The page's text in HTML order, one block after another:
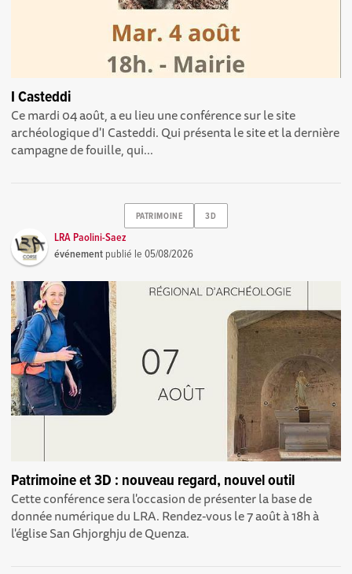
I Casteddi
Ce mardi 04 août, a eu lieu une conférence sur le site
archéologique d'I Casteddi. Qui présenta le site et la dernière
campagne de fouille, qui...
PATRIMOINE 3D
LRA Paolini-Saez
événement publié le05/08/2026
Patrimoine et 3D : nouveau regard, nouvel outil
Cette conférence sera l'occasion de présenter la base de
donnée numérique du LRA. Rendez-vous le 7 août à 18h à
l'église San Ghjorghju de Quenza.